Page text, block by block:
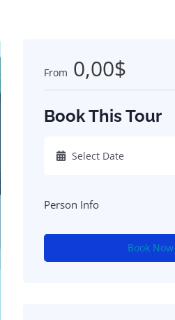
From 0,00$
Book This Tour
Person Info
Book Now